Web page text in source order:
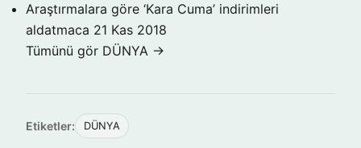
Araştırmalara göre ‘Kara Cuma’ indirimleri
aldatmaca 21 Kas 2018
Tümünü gör DÜNYA →
Etiketler: DÜNYA